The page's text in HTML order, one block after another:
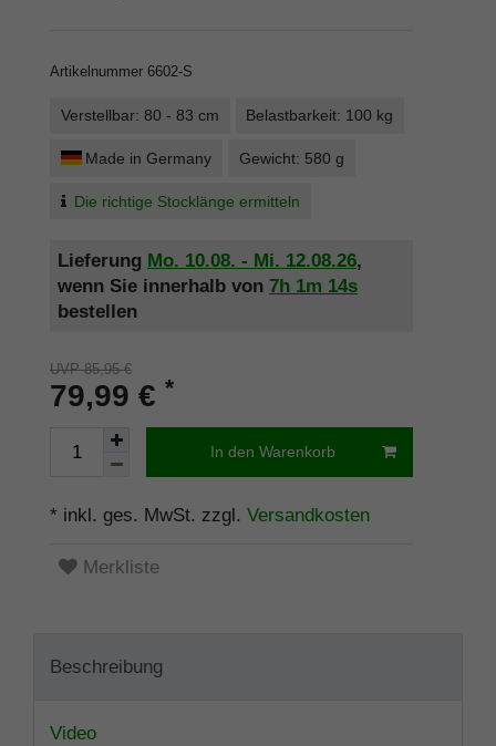
Artikelnummer 6602-S
Verstellbar: 80 - 83 cm Belastbarkeit: 100 kg
Made in Germany Gewicht: 580 g
Die richtige Stocklänge ermitteln
Lieferung Mo. 10.08. - Mi. 12.08.26,
wenn Sie innerhalb von 7h 1m 14s
bestellen
UVP 85,95 €
79,99 € *
In den Warenkorb
* inkl. ges. MwSt. zzgl. Versandkosten
Merkliste
Beschreibung
Video